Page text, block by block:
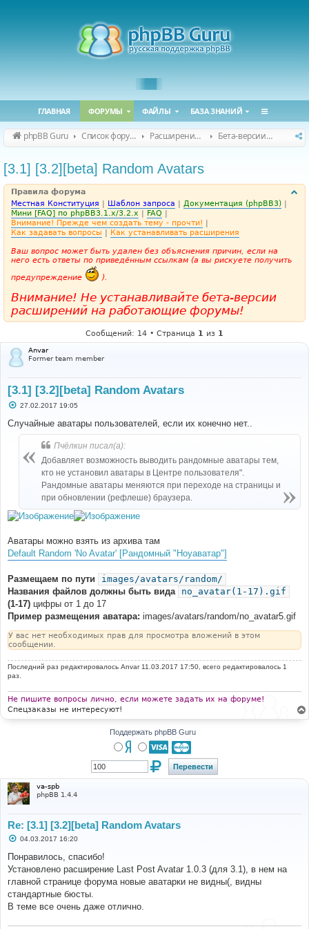
ГЛАВНАЯ ФОРУМЫ ФАЙЛЫ БАЗА ЗНАНИЙ
phpBB Guru Список форумов Расширения phpBB Бета-версии расширений для phpBB
[3.1] [3.2][beta] Random Avatars
Правила форума
Местная Конституция | Шаблон запроса | Документация (phpBB3) |
Мини [FAQ] по phpBB3.1.x/3.2.x | FAQ |
Внимание! Прежде чем создать тему - прочти! |
Как задавать вопросы | Как устанавливать расширения
Ваш вопрос может быть удален без объяснения причин, если на
него есть ответы по приведённым ссылкам (а вы рискуете получить
предупреждение
).
Внимание! Не устанавливайте бета-версии
расширений на работающие форумы!
Сообщений: 14 • Страница 1 из 1
Anvar
Former team member
[3.1] [3.2][beta] Random Avatars
С
о
б
щ
27.02.2017 19:05
Случайные аватары пользователей, если их конечно нет..
Пчёлкин писал(а):
Добавляет возможность выводить рандомные аватары тем,
кто не установил аватары в Центре пользователя".
Рандомные аватары меняются при переходе на страницы и
при обновлении (рефлеше) браузера.
Аватары можно взять из архива там
Default Random 'No Avatar' [Рандомный "Ноуаватар"]
Размещаем по пути
images/avatars/random/
Названия файлов должны быть вида
no_avatar(1-17).gif
(1-17) цифры от 1 до 17
Пример размещения аватара: images/avatars/random/no_avatar5.gif
У вас нет необходимых прав для просмотра вложений в этом
сообщении.
Последний раз редактировалось Anvar11.03.2017 17:50, всего редактировалось 1
раз.
Не пишите вопросы лично, если можете задать их на форуме!
Спецзаказы не интересуют!
Поддержать phpBB Guru
va-spb
phpBB 1.4.4
Re: [3.1] [3.2][beta] Random Avatars
С
о
б
щ
е
н
и
е
04.03.2017 16:20
Понравилось, спасибо!
Установлено расширение Last Post Avatar 1.0.3 (для 3.1), в нем на
главной странице форума новые аватарки не видны(, видны
стандартные бюсты.
В теме все очень даже отлично.